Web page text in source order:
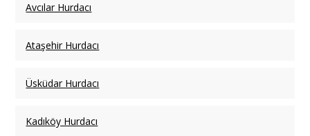
Avcılar Hurdacı
Ataşehir Hurdacı
Üsküdar Hurdacı
Kadıköy Hurdacı